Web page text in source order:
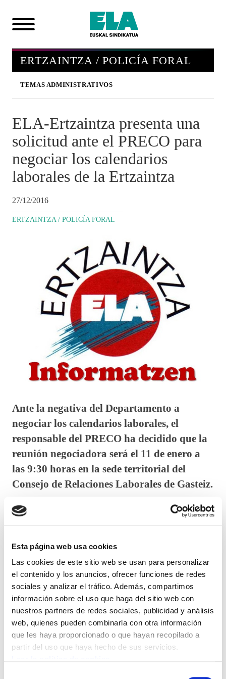
Esta página web usa cookies
Las cookies de este sitio web se usan para personalizar
el contenido y los anuncios, ofrecer funciones de redes
sociales y analizar el tráfico. Además, compartimos
información sobre el uso que haga del sitio web con
nuestros partners de redes sociales, publicidad y análisis
web, quienes pueden combinarla con otra información
que les haya proporcionado o que hayan recopilado a
partir del uso que haya hecho de sus servicios.
ERTZAINTZA / POLICÍA FORAL
TEMAS ADMINISTRATIVOS
ELA-Ertzaintza presenta una
solicitud ante el PRECO para
negociar los calendarios
laborales de la Ertzaintza
27/12/2016
ERTZAINTZA / POLICÍA FORAL
Ante la negativa del Departamento a
negociar los calendarios laborales, el
responsable del PRECO ha decidido que la
reunión negociadora será el 11 de enero a
las 9:30 horas en la sede territorial del
Consejo de Relaciones Laborales de Gasteiz.
El pasado mes de octubre los representantes de ELA –
Ertzaintza presentaron ante el Departamento de
aplicación a las distintas Secciones y Unidades de la
Ertzaintza, para el año 2017.
Dicha propuesta fue presentada al Departamento tras
realizar diversas reuniones y consultas con los
diferentes colectivos para consensuar la propuesta
presentada.
las condiciones de trabajo del Personal de la Ertzaintza